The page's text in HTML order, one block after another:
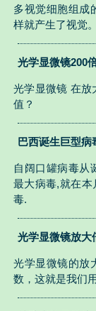
多视觉细胞组成
样就产生了视觉。
光学显微镜200
光学显微镜 在放
值？
巴西诞生巨型病
自阔口罐病毒从
最大病毒,就在本
毒.
光学显微镜放大
光学显微镜的放
数，这就是我们